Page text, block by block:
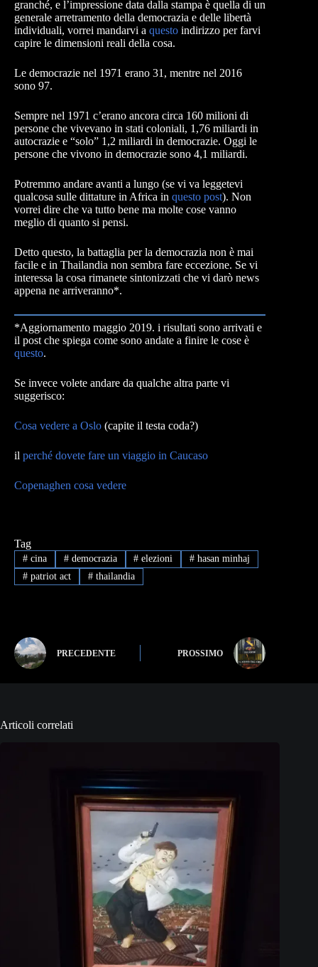
granché, e l’impressione data dalla stampa è quella di un
generale arretramento della democrazia e delle libertà
individuali, vorrei mandarvi a questo indirizzo per farvi
capire le dimensioni reali della cosa.
Le democrazie nel 1971 erano 31, mentre nel 2016
sono 97.
Sempre nel 1971 c’erano ancora circa 160 milioni di
persone che vivevano in stati coloniali, 1,76 miliardi in
autocrazie e “solo” 1,2 miliardi in democrazie. Oggi le
persone che vivono in democrazie sono 4,1 miliardi.
Potremmo andare avanti a lungo (se vi va leggetevi
qualcosa sulle dittature in Africa in questo post). Non
vorrei dire che va tutto bene ma molte cose vanno
meglio di quanto si pensi.
Detto questo, la battaglia per la democrazia non è mai
facile e in Thailandia non sembra fare eccezione. Se vi
interessa la cosa rimanete sintonizzati che vi darò news
appena ne arriveranno*.
*Aggiornamento maggio 2019. i risultati sono arrivati e
il post che spiega come sono andate a finire le cose è
questo.
Se invece volete andare da qualche altra parte vi
suggerisco:
Cosa vedere a Oslo (capite il testa coda?)
il perché dovete fare un viaggio in Caucaso
Copenaghen cosa vedere
Tag
#cina #democrazia # elezioni # hasan minhaj
#patriot act #thailandia
PRECEDENTE PROSSIMO
Articoli correlati